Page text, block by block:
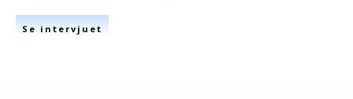
Se intervjuet